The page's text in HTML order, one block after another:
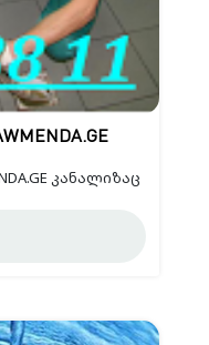
კანალიზაც